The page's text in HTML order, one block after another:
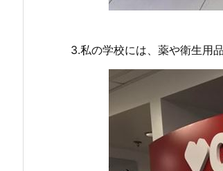
3.私の学校には、薬や衛生用